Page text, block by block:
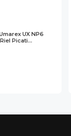
UX NP6
Picati...